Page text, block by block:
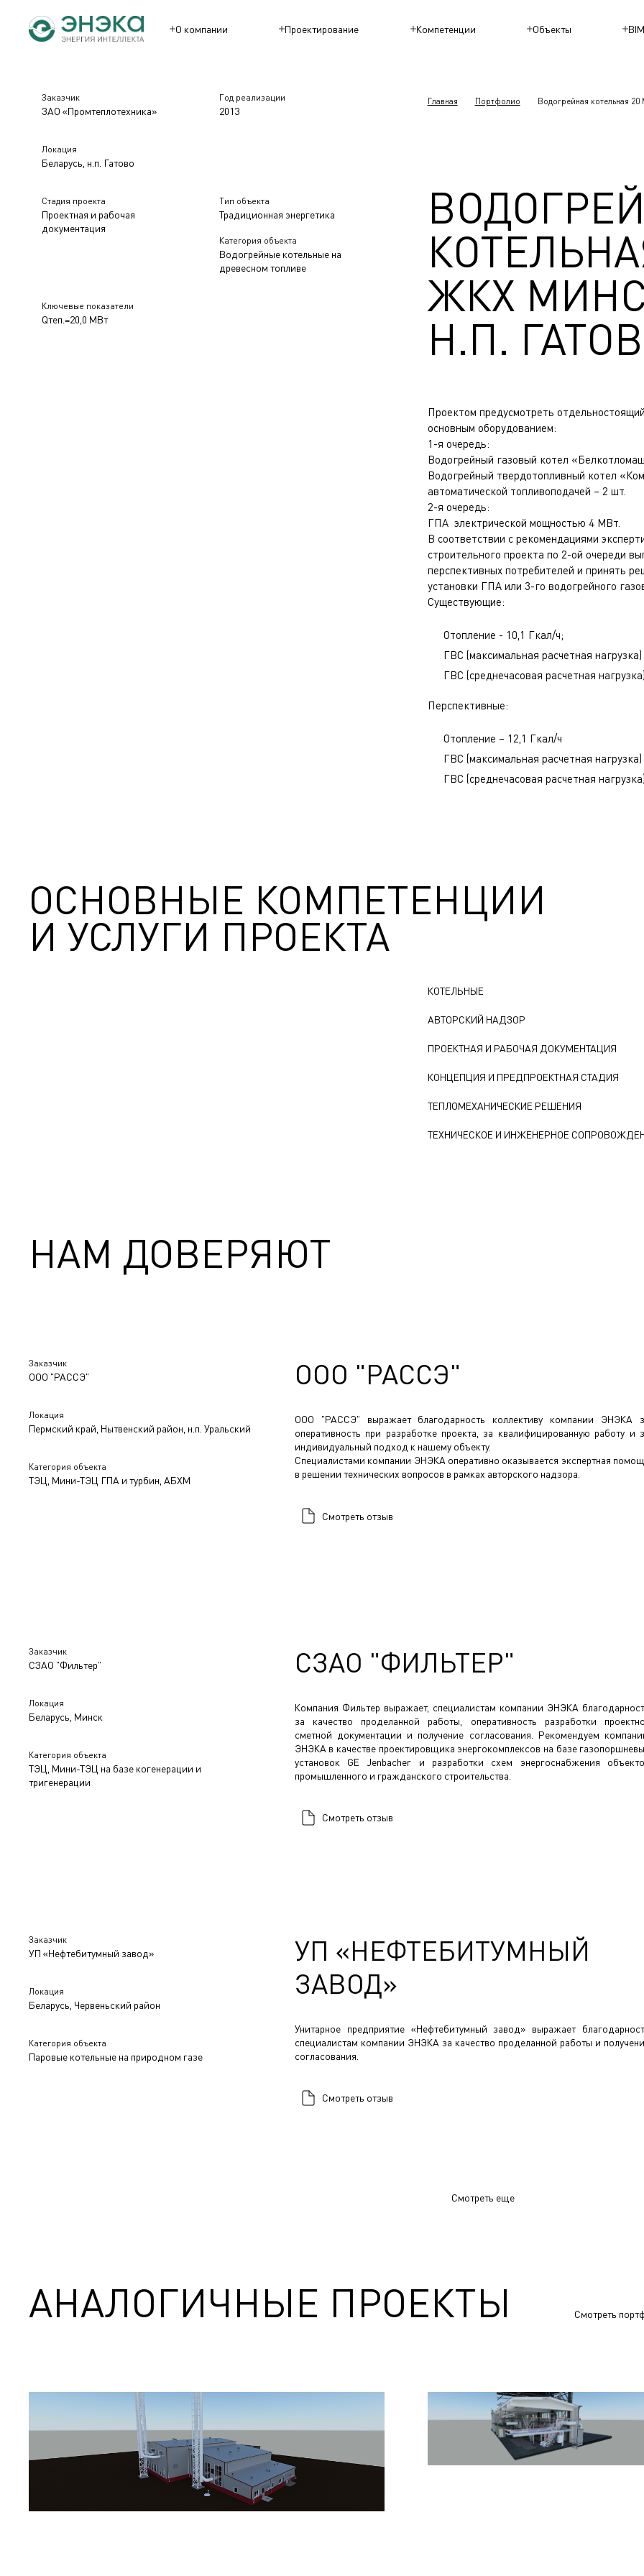
О компании Проектирование Компетенции Объекты
Заказчик
ЗАО «Промтеплотехника»
Год реализации
2013
Локация
Беларусь, н.п. Гатово
Стадия проекта
Проектная и рабочая
документация
Тип объекта
Традиционная энергетика
Категория объекта
Водогрейные котельные на
древесном топливе
Ключевые показатели
Qтеп.=20,0 МВт
Главная Портфолио Водогрейная котельная
ЖКХ
Н.П.
Проектом предусмотреть
основным оборудованием:
1-я очередь:
Водогрейный газовый котел
Водогрейный твердотопливный котел
автоматической топливоподачей – 2 шт.
2-я очередь:
ГПА электрической мощностью 4 МВт.
В соответствии с рекомендациями
строительного проекта по 2-ой очереди
перспективных потребителей и принять
установки ГПА или 3-го водогрейного
Существующие:
Отопление - 10,1 Гкал/ч;
ГВС (максимальная расчетная
ГВС (среднечасовая расчетная
Перспективные:
Отопление – 12,1 Гкал/ч
ГВС (максимальная расчетная
ГВС (среднечасовая расчетная
ОСНОВНЫЕ КОМПЕТЕНЦИИ
И УСЛУГИ ПРОЕКТА
КОТЕЛЬНЫЕ
АВТОРСКИЙ НАДЗОР
ПРОЕКТНАЯ И РАБОЧАЯ ДОКУМЕНТАЦИЯ
КОНЦЕПЦИЯ И ПРЕДПРОЕКТНАЯ СТАДИЯ
ТЕПЛОМЕХАНИЧЕСКИЕ РЕШЕНИЯ
ТЕХНИЧЕСКОЕ И ИНЖЕНЕРНОЕ
НАМ ДОВЕРЯЮТ
Заказчик
ООО "РАССЭ"
Локация
Пермский край, Нытвенский район, н.п. Уральский
Категория объекта
ТЭЦ, Мини-ТЭЦ ГПА и турбин, АБХМ
ООО "РАССЭ"
ООО "РАССЭ" выражает благодарность коллективу компании ЭНЭКА
оперативность при разработке проекта, за квалифицированную работу и
индивидуальный подход к нашему объекту.
Специалистами компании ЭНЭКА оперативно оказывается экспертная
в решении технических вопросов в рамках авторского надзора.
Смотреть отзыв
Заказчик
СЗАО "Фильтер"
Локация
Беларусь, Минск
Категория объекта
ТЭЦ, Мини-ТЭЦ на базе когенерации и
тригенерации
СЗАО "ФИЛЬТЕР"
Компания Фильтер выражает, специалистам компании ЭНЭКА
за качество проделанной работы, оперативность разработки
сметной документации и получение согласования. Рекомендуем
ЭНЭКА в качестве проектировщика энергокомплексов на базе
установок GE Jenbacher и разработки схем энергоснабжения
промышленного и гражданского строительства.
Смотреть отзыв
Заказчик
УП «Нефтебитумный завод»
Локация
Беларусь, Червеньский район
Категория объекта
Паровые котельные на природном газе
УП «НЕФТЕБИТУМНЫЙ
ЗАВОД»
Унитарное предприятие «Нефтебитумный завод» выражает
специалистам компании ЭНЭКА за качество проделанной работы и
согласования.
Смотреть отзыв
Смотреть еще
АНАЛОГИЧНЫЕ ПРОЕКТЫ Смотреть